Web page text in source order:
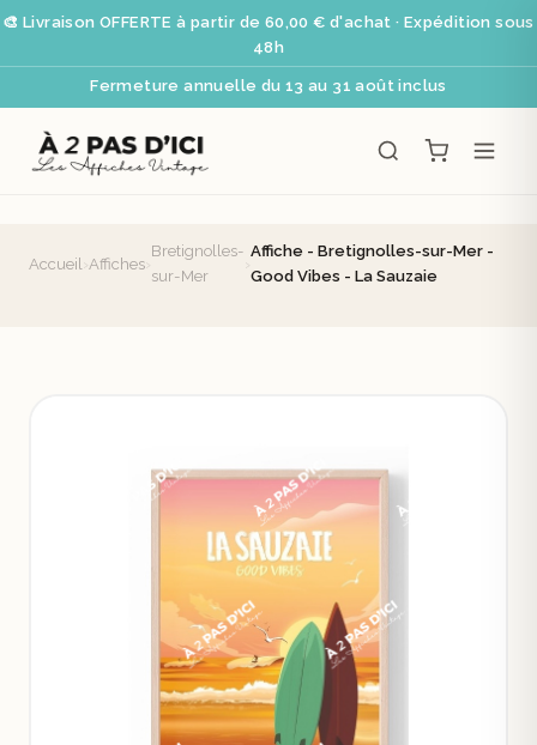
🎨 Livraison OFFERTE à partir de 60,00 € d'achat · Expédition sous
48h
Fermeture annuelle du 13 au 31 août inclus
Accueil Affiches
Bretignolles-
sur-Mer
Affiche - Bretignolles-sur-Mer -
Good Vibes - La Sauzaie